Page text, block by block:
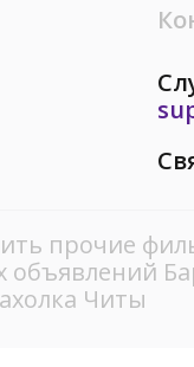
прочие
объявлений
Читы